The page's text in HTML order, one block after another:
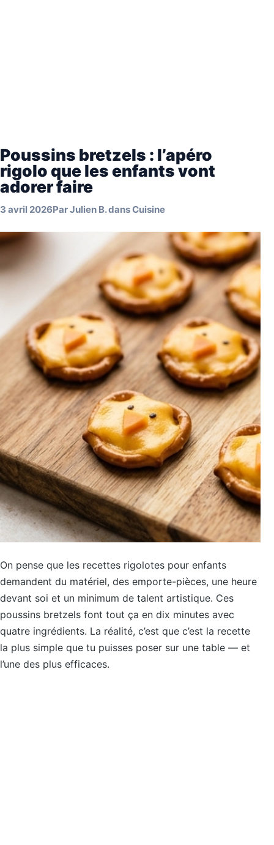
Poussins bretzels : l’apéro
rigolo que les enfants vont
adorer faire
3 avril 2026ParJulien B.dansCuisine
On pense que les recettes rigolotes pour enfants
demandent du matériel, des emporte-pièces, une heure
devant soi et un minimum de talent artistique. Ces
poussins bretzels font tout ça en dix minutes avec
quatre ingrédients. La réalité, c’est que c’est la recette
la plus simple que tu puisses poser sur une table — et
l’une des plus efficaces.